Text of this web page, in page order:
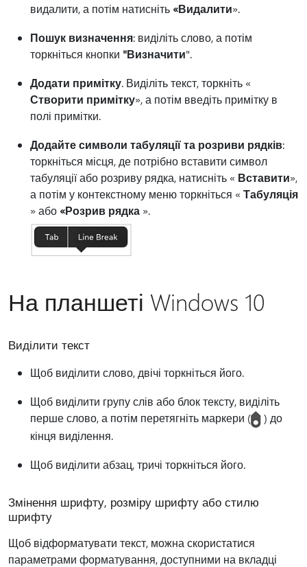
видалити, а потім натисніть«Видалити».
Пошук визначення: виділіть слово, а потім
торкніться кнопки "Визначити".
Додати примітку. Виділіть текст, торкніть «
Створити примітку», а потім введіть примітку в
полі примітки.
Додайте символи табуляції та розриви рядків:
торкніться місця, де потрібно вставити символ
табуляції або розриву рядка, натисніть « Вставити»,
а потім у контекстному меню торкніться « Табуляція
» або«Розрив рядка ».
На планшеті Windows 10
Виділити текст
Щоб виділити слово, двічі торкніться його.
Щоб виділити групу слів або блок тексту, виділіть
перше слово, а потім перетягніть маркери (
) до
кінця виділення.
Щоб виділити абзац, тричі торкніться його.
Змінення шрифту, розміру шрифту або стилю
шрифту
Щоб відформатувати текст, можна скористатися
параметрами форматування, доступними на вкладці